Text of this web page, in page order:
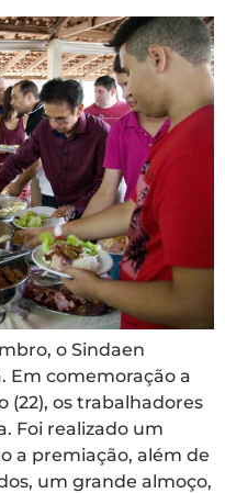
o Sindaen
Em comemoração a
os trabalhadores
Foi realizado um
a premiação, além de
um grande almoço,